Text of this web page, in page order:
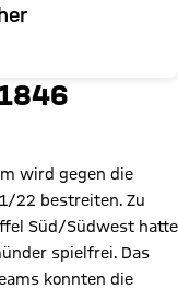
1846
wird gegen die
22 bestreiten. Zu
Süd/Südwest hatte
spielfrei. Das
konnten die